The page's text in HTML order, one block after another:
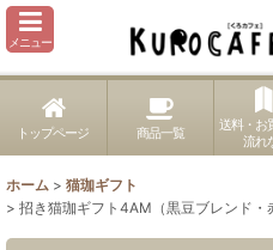
メニュー
トップページ 商品一覧
送料・お
流れ
ホーム > 猫珈ギフト
> 招き猫珈ギフト4AM（黒豆ブレンド・